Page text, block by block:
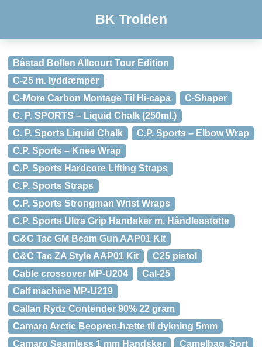
BK Trolden
Båstad Bollen Allcourt Tour Edition
C-25 m. lyddæmper
C-More Carbon Montage Til Hi-capa
C-Shaper
C. P. SPORTS – Liquid Chalk (250ml.)
C. P. Sports Liquid Chalk
C.P. Sports – Elbow Wrap
C.P. Sports – Knee Wrap
C.P. Sports Hardcore Lifting Straps
C.P. Sports Straps
C.P. Sports Strongman Wrist Wraps
C.P. Sports Ultra Grip Handsker m. Håndlesstøtte
C&C Tac GM Beam Gun AAP01 Kit
C&C Tac ZA Style AAP01 Kit
C25 pistol
Cable crossover MP-U204
Cal-25
Calf machine MP-U219
Callan Rydz Contender 90% 22 gram
Camaro Arctic Beopren-hætte til dykning 5mm
Camaro Seamless 1 mm Handsker
Camelbag, Sort